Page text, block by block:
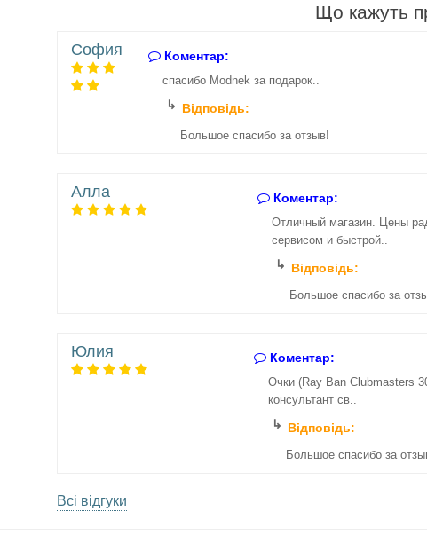
Що кажуть
София Коментар:
спасибо Modnek за подарок..
Відповідь:
Большое спасибо за отзыв!
Алла Коментар:
Отличный магазин. Цены
сервисом и быстрой..
Відповідь:
Большое спасибо за
Юлия Коментар:
Очки (Ray Ban Clubmasters
консультант св..
Відповідь:
Большое спасибо за
Всі відгуки